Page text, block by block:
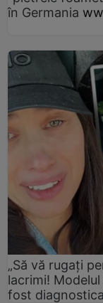
în Germania
„Să vă rugați
lacrimi!
fost